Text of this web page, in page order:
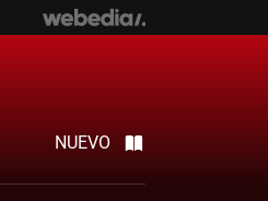
NUEVO